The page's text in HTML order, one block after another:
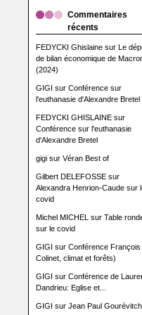
Commentaires
récents
FEDYCKI Ghislainesur Le
de bilan économique de
(2024)
GIGI sur Conférence sur
l'euthanasie d'Alexandre Bretel
FEDYCKI GHISLAINEsur
Conférence sur l'euthanasie
d'Alexandre Bretel
gigisur Véran Best of
Gilbert DELEFOSSEsur
Alexandra Henrion-Caude sur
covid
Michel MICHEL sur Table
sur le covid
GIGI sur Conférence François
Colinet, climat et forêts)
GIGI sur Conférence de
Dandrieu: Eglise et...
GIGI sur Jean Paul Gourévitch